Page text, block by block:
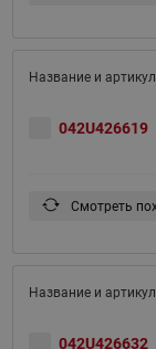
042U426619
Смотреть
042U426632